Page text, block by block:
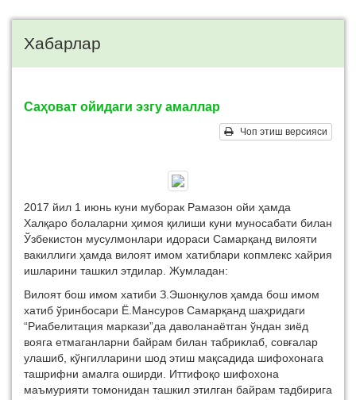
Хабарлар
Саҳоват ойидаги эзгу амаллар
Чоп этиш версияси
2017 йил 1 июнь куни муборак Рамазон ойи ҳамда
Халқаро болаларни ҳимоя қилиши куни муносабати билан
Ўзбекистон мусулмонлари идораси Самарқанд вилояти
вакиллиги ҳамда вилоят имом хатиблари копмлекс хайрия
ишларини ташкил этдилар. Жумладан:
Вилоят бош имом хатиби З.Эшонқулов ҳамда бош имом
хатиб ўринбосари Ё.Мансуров Самарқанд шаҳридаги
“Риабелитация маркази”да даволанаётган ўндан зиёд
вояга етмаганларни байрам билан табриклаб, совғалар
улашиб, кўнгилларини шод этиш мақсадида шифохонага
ташрифни амалга оширди. Иттифоқо шифохона
маъмурияти томонидан ташкил этилган байрам тадбирига